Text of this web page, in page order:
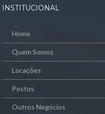
INSTITUCIONAL
Home
Quem Somos
Locações
Postos
Outros Negócios